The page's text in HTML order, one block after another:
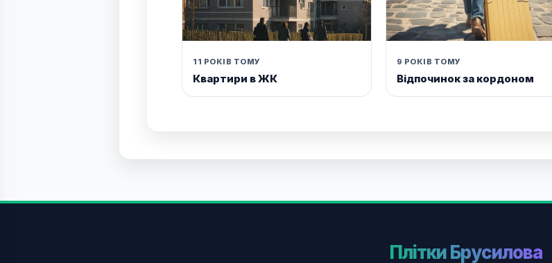
11 РОКІВ ТОМУ
Квартири в ЖК
9 РОКІВ ТОМУ
Відпочинок за кордоном
Плітки Брусилова